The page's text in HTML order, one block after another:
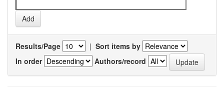
Results/Page | Sort items by
In order
Authors/record